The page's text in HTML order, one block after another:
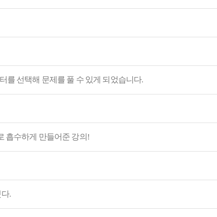
를 선택해 문제를 풀 수 있게 되었습니다.
흡수하게 만들어준 강의!
.